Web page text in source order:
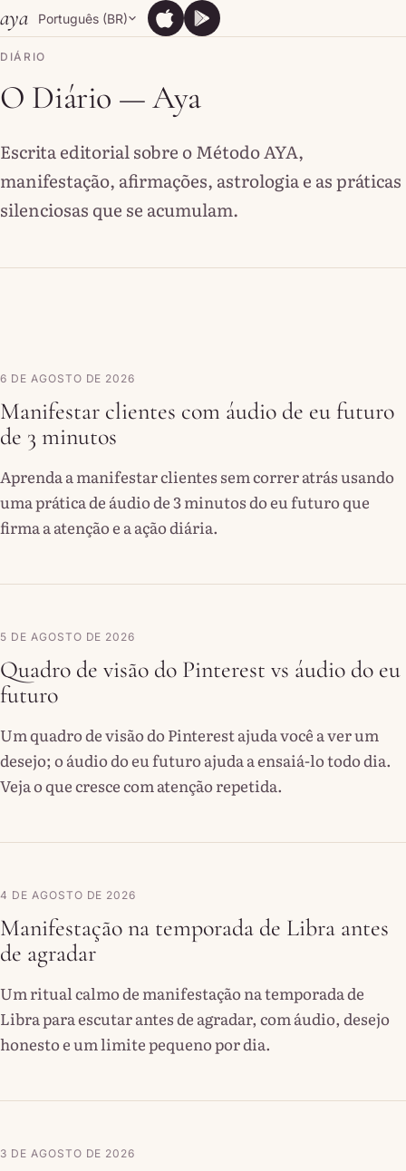
Skip to content
aya Português (BR) App Store
App StoreGoogle Play
Google Play
DIÁRIO
O Diário — Aya
Escrita editorial sobre o Método AYA,
manifestação, afirmações, astrologia e as práticas
silenciosas que se acumulam.
6 DE AGOSTO DE 2026
Manifestar clientes com áudio de eu futuro
de 3 minutos
Aprenda a manifestar clientes sem correr atrás usando
uma prática de áudio de 3 minutos do eu futuro que
firma a atenção e a ação diária.
5 DE AGOSTO DE 2026
Quadro de visão do Pinterest vs áudio do eu
futuro
Um quadro de visão do Pinterest ajuda você a ver um
desejo; o áudio do eu futuro ajuda a ensaiá-lo todo dia.
Veja o que cresce com atenção repetida.
4 DE AGOSTO DE 2026
Manifestação na temporada de Libra antes
de agradar
Um ritual calmo de manifestação na temporada de
Libra para escutar antes de agradar, com áudio, desejo
honesto e um limite pequeno por dia.
3 DE AGOSTO DE 2026